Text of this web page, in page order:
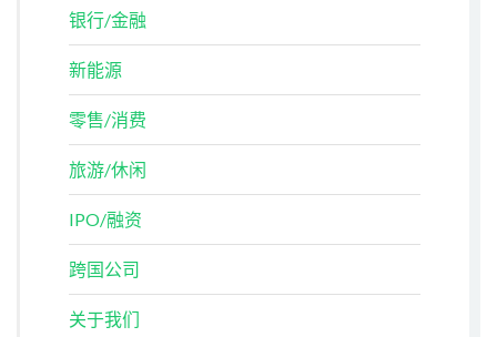
银行/金融
新能源
零售/消费
旅游/休闲
IPO/融资
跨国公司
关于我们